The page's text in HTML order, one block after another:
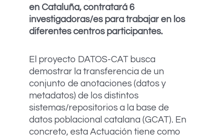
en Cataluña, contratará 6
investigadoras/es para trabajar en los
diferentes centros participantes.
El proyecto DATOS-CAT busca
demostrar la transferencia de un
conjunto de anotaciones (datos y
metadatos) de los distintos
sistemas/repositorios a la base de
datos poblacional catalana (GCAT). En
concreto, esta Actuación tiene como